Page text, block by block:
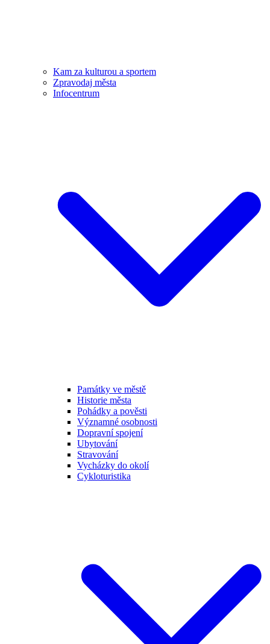
Kam za kulturou a sportem
Zpravodaj města
Infocentrum
Památky ve městě
Historie města
Pohádky a pověsti
Významné osobnosti
Dopravní spojení
Ubytování
Stravování
Vycházky do okolí
Cykloturistika